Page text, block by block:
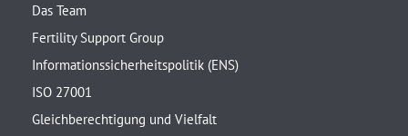
Das Team
Fertility Support Group
Informationssicherheitspolitik (ENS)
ISO 27001
Gleichberechtigung und Vielfalt